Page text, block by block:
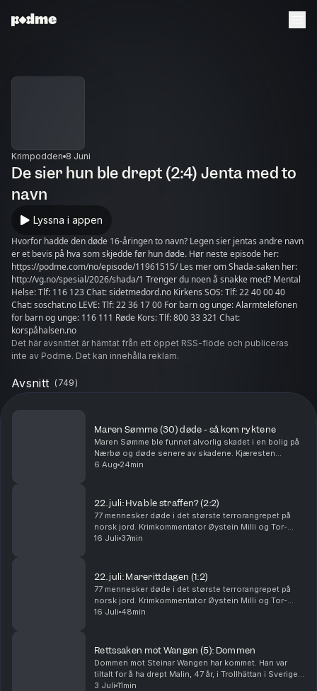
Krimpodden 8 Juni
De sier hun ble drept (2:4) Jenta med to
navn
Lyssna i appen
Hvorfor hadde den døde 16-åringen to navn? Legen sier jentas andre navn
er et bevis på hva som skjedde før hun døde. Hør neste episode her:
https://podme.com/no/episode/11961515/ Les mer om Shada-saken her:
http://vg.no/spesial/2026/shada/1 Trenger du noen å snakke med? Mental
Helse: Tlf: 116 123 Chat: sidetmedord.no Kirkens SOS: Tlf: 22 40 00 40
Chat: soschat.no LEVE: Tlf: 22 36 17 00 For barn og unge: Alarmtelefonen
for barn og unge: 116 111 Røde Kors: Tlf: 800 33 321 Chat:
korspåhalsen.no
Det här avsnittet är hämtat från ett öppet RSS-flöde och publiceras
inte av Podme. Det kan innehålla reklam.
Avsnitt (749)
Maren Sømme (30) døde - så kom ryktene
Maren Sømme ble funnet alvorlig skadet i en bolig på
Nærbø og døde senere av skadene. Kjæresten
hennes er siktet for drap, men nekter straffskyld. I
6 Aug 24min
22. juli: Hva ble straffen? (2:2)
77 mennesker døde i det største terrorangrepet på
norsk jord. Krimkommentator Øystein Milli og Tor-
Erling Thømt Ruud går gjennom etterspillet av 22. juli i
16 Juli 37min
22. juli: Marerittdagen (1:2)
77 mennesker døde i det største terrorangrepet på
norsk jord. Krimkommentator Øystein Milli og Tor-
Erling Thømt Ruud går gjennom terrorhandlingene den
16 Juli 48min
Rettssaken mot Wangen (5): Dommen
Dommen mot Steinar Wangen har kommet. Han var
tiltalt for å ha drept Malin, 47 år, i Trollhättan i Sverige i
september 2024. Det store spørsmålet i rettssaken
3 Juli 11min